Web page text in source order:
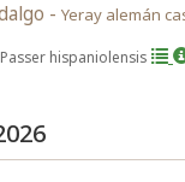
- Yeray alemán
Passer hispaniolensis